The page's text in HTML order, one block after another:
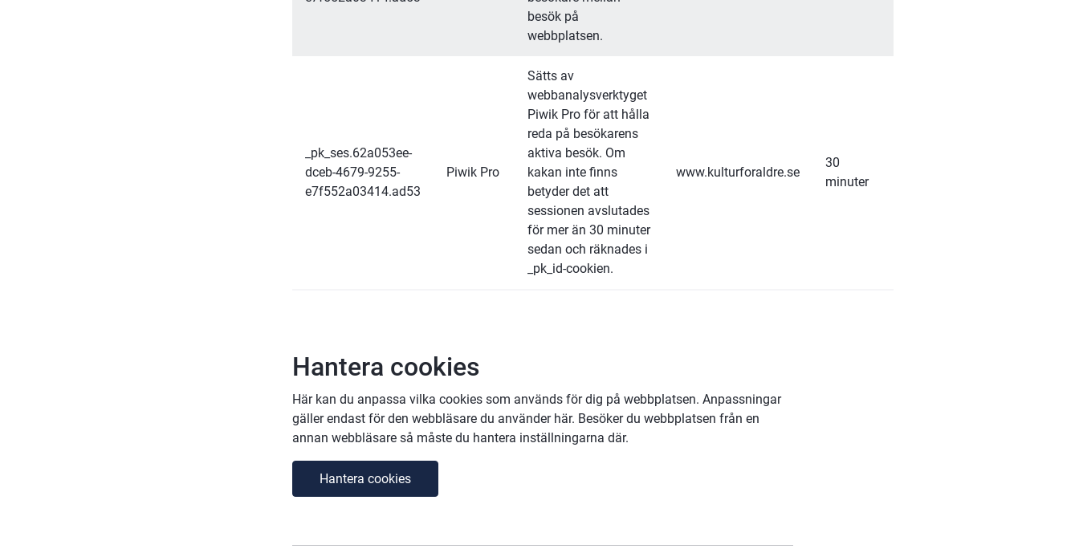
besök på
webbplatsen.
_pk_ses.62a053ee-
dceb-4679-9255-
e7f552a03414.ad53
Piwik Pro
Sätts av
webbanalysverktyget
Piwik Pro för att hålla
reda på besökarens
aktiva besök. Om
kakan inte finns
betyder det att
sessionen avslutades
för mer än 30 minuter
sedan och räknades i
_pk_id-cookien.
www.kulturforaldre.se
30
minuter
Hantera cookies
Här kan du anpassa vilka cookies som används för dig på webbplatsen. Anpassningar
gäller endast för den webbläsare du använder här. Besöker du webbplatsen från en
annan webbläsare så måste du hantera inställningarna där.
Hantera cookies